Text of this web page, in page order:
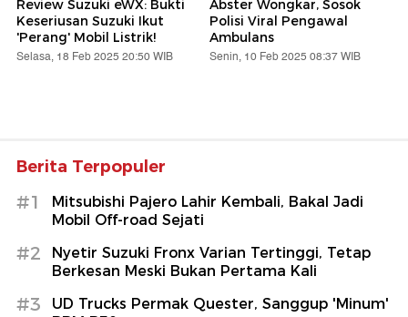
Review Suzuki eWX: Bukti
Keseriusan Suzuki Ikut
'Perang' Mobil Listrik!
Selasa, 18 Feb 2025 20:50 WIB
Abster Wongkar, Sosok
Polisi Viral Pengawal
Ambulans
Senin, 10 Feb 2025 08:37 WIB
Berita Terpopuler
#1
Mitsubishi Pajero Lahir Kembali, Bakal Jadi
Mobil Off-road Sejati
#2
Nyetir Suzuki Fronx Varian Tertinggi, Tetap
Berkesan Meski Bukan Pertama Kali
#3
UD Trucks Permak Quester, Sanggup 'Minum'